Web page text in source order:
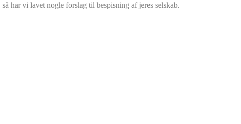
har vi lavet nogle forslag til bespisning af jeres selskab.